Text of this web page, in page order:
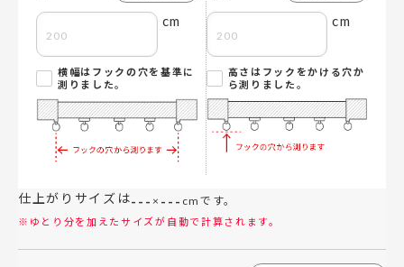
cm
横幅はフックの穴を基準に
測りました。
cm
高さはフックをかける穴か
ら測りました。
仕上がりサイズは--- × --- cmです。
※ゆとり分を加えたサイズが自動で計算されます。